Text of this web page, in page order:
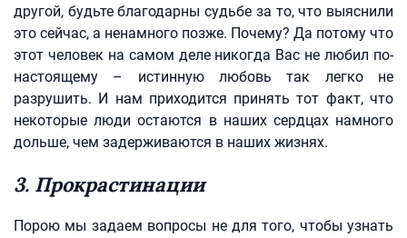
другой, будьте благодарны судьбе за то, что выяснили
это сейчас, а ненамного позже. Почему? Да потому что
этот человек на самом деле никогда Вас не любил по-
настоящему – истинную любовь так легко не
разрушить. И нам приходится принять тот факт, что
некоторые люди остаются в наших сердцах намного
дольше, чем задерживаются в наших жизнях.
3. Прокрастинации
Порою мы задаем вопросы не для того, чтобы узнать